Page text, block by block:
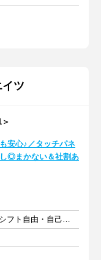
ツ
安心♪／タッチパネ
◎まかない＆社割あ
週3日以上 1日2時間以上 シフト自由・自己申告